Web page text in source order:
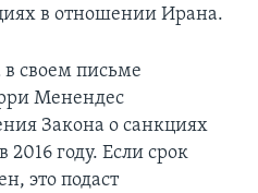
в отношении Ирана.
в своем письме
Менендес
Закона о санкциях
году. Если срок
это подаст